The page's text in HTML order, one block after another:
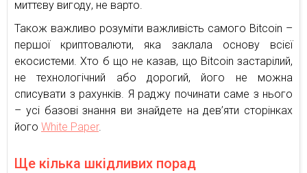
миттєву вигоду, не варто.
Також важливо розуміти важливість самого Bitcoin –
першої криптовалюти, яка заклала основу всієї
екосистеми. Хто б що не казав, що Bitcoin застарілий,
не технологічний або дорогий, його не можна
списувати з рахунків. Я раджу починати саме з нього
– усі базові знання ви знайдете на дев’яти сторінках
його White Paper.
Ще кілька шкідливих порад